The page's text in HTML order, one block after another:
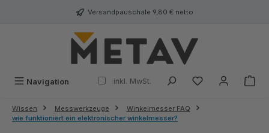
Versandpauschale 9,80 € netto
Navigation inkl. MwSt.
Wissen Messwerkzeuge
Winkelmesser FAQ
wie funktioniert ein elektronischer winkelmesser?